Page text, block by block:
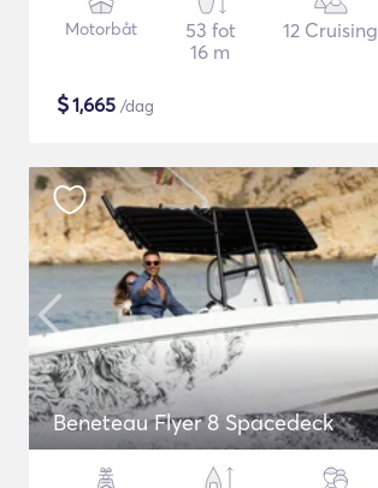
Motorbåt
53 fot
16 m
12 Cruising
$1,665 /dag
Beneteau Flyer 8 Spacedeck